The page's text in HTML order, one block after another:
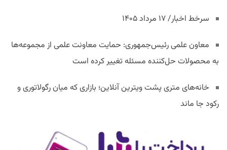
سرخط اخبار/ ۱۷ مرداد ۱۴۰۵
معاون علمی رئیس‌جمهوری: حمایت معاونت علمی از مجموعه‌ها
به محصولات حل‌کننده مسئله تغییر کرده است
خانه‌های متری پشت ویترین آنلاین؛ بازاری که میان رگولاتوری و
رکود جا ماند